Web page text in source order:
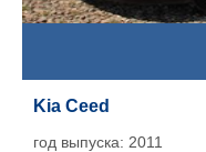
Kia Ceed
год выпуска: 2011